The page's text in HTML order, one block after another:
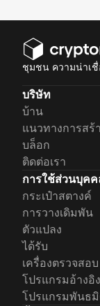
ชุมชน ความน่าเ
บริษัท
บ้าน
แนวทางการสร้
บล็อก
ติดต่อเรา
การใช้ส่วนบุค
กระเป๋าสตางค์
การวางเดิมพัน
ตัวแปลง
ได้รับ
เครื่องตรวจสอ
โปรแกรมอ้างอิง
โปรแกรมพันธ